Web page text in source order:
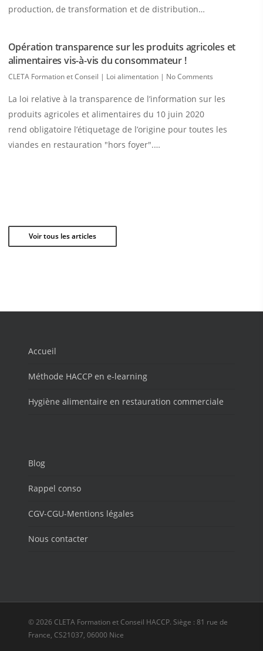
production, de transformation et de distribution…
Opération transparence sur les produits agricoles et
alimentaires vis-à-vis du consommateur !
CLETA Formation et Conseil | Loi alimentation | No Comments
La loi relative à la transparence de l’information sur les
produits agricoles et alimentaires du 10 juin 2020
rend obligatoire l’étiquetage de l’origine pour toutes les
viandes en restauration "hors foyer".…
Voir tous les articles
Accueil
Méthode HACCP en e-learning
Hygiène alimentaire en restauration commerciale
Blog
Rappel conso
CGV-CGU-Mentions légales
Nous contacter
© 2026 CLETA Formation et Conseil HACCP. Siège : 81 rue de
France, CS21037, 06000 Nice